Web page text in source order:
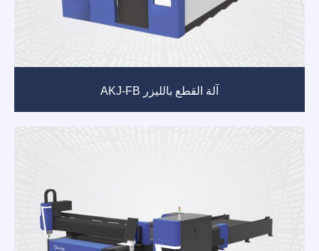
آلة القطع بالليزر AKJ-FB